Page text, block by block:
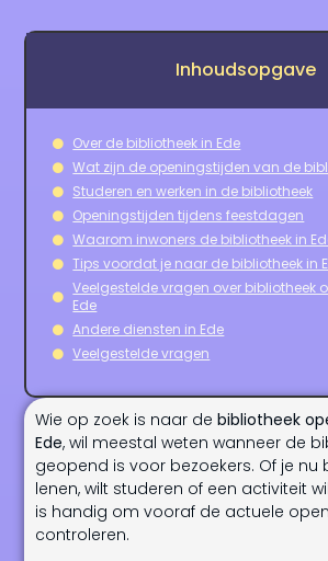
Wie op zoek is naar debibliotheek
Ede, wil meestal weten wanneer de
geopend is voor bezoekers. Of je nu
lenen, wilt studeren of een activiteit
is handig om vooraf de actuele
controleren.
Inhoudsopgave
Over de bibliotheek in Ede
Wat zijn de openingstijden van de
Studeren en werken in de bibliotheek
Openingstijden tijdens feestdagen
Waarom inwoners de bibliotheek in
Tips voordat je naar de bibliotheek in
Veelgestelde vragen over bibliotheek
Ede
Andere diensten in Ede
Veelgestelde vragen